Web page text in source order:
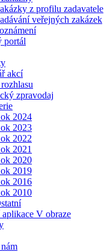
z profilu zadavatele
veřejných zakázek
portál
akcí
zpravodaj
2024
2023
2022
2021
2020
2019
2016
2010
V obraze